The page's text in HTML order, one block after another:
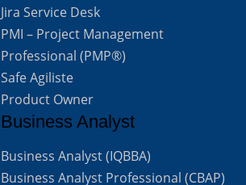
Jira Service Desk
PMI – Project Management
Professional (PMP®)
Safe Agiliste
Product Owner
Business Analyst
Business Analyst (IQBBA)
Business Analyst Professional (CBAP)